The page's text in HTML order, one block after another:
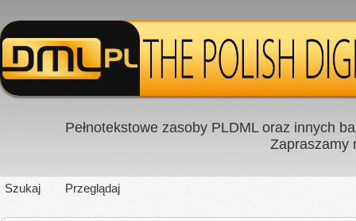
Pełnotekstowe zasoby PLDML oraz innych
Zapraszamy
Szukaj Przeglądaj